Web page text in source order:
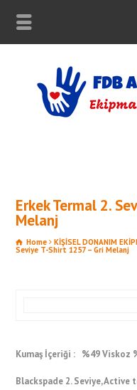
Erkek Termal 2.
Melanj
Home KİŞİSEL DONANIM
Seviye T-Shirt 1257 – Gri Melanj
Kumaş İçeriği : %49 Viskoz
Blackspade 2. Seviye,